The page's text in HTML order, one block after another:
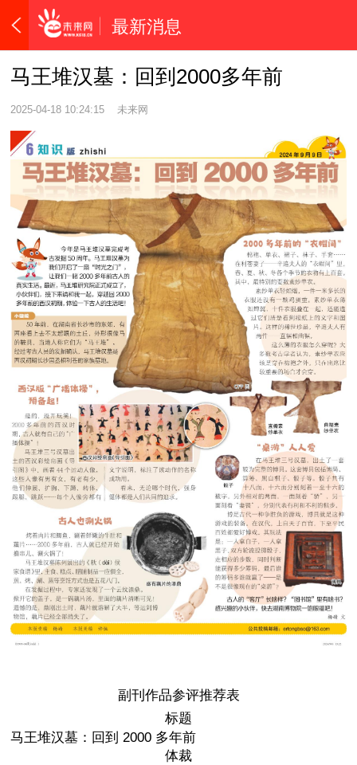
最新消息
马王堆汉墓：回到2000多年前
2025-04-18 10:24:15 未来网
副刊作品参评推荐表
标题
马王堆汉墓：回到 2000 多年前
体裁